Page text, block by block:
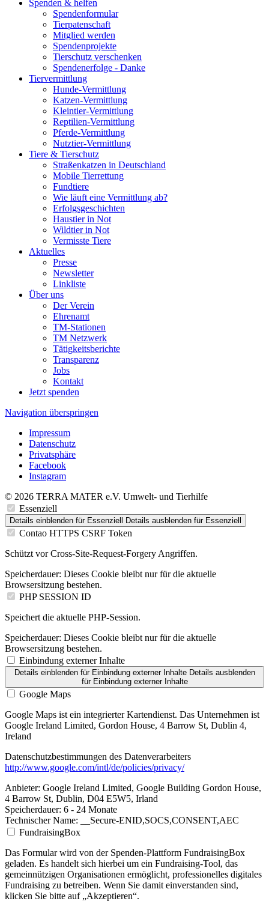
Spenden & helfen
Spendenformular
Tierpatenschaft
Mitglied werden
Spendenprojekte
Tierschutz verschenken
Spendenerfolge - Danke
Tiervermittlung
Hunde-Vermittlung
Katzen-Vermittlung
Kleintier-Vermittlung
Reptilien-Vermittlung
Pferde-Vermittlung
Nutztier-Vermittlung
Tiere & Tierschutz
Straßenkatzen in Deutschland
Mobile Tierrettung
Fundtiere
Wie läuft eine Vermittlung ab?
Erfolgsgeschichten
Haustier in Not
Wildtier in Not
Vermisste Tiere
Aktuelles
Presse
Newsletter
Linkliste
Über uns
Der Verein
Ehrenamt
TM-Stationen
TM Netzwerk
Tätigkeitsberichte
Transparenz
Jobs
Kontakt
Jetzt spenden
Navigation überspringen
Impressum
Datenschutz
Privatsphäre
Facebook
Instagram
© 2026 TERRA MATER e.V. Umwelt- und Tierhilfe
Essenziell
Details einblenden für Essenziell Details ausblenden für Essenziell
Contao HTTPS CSRF Token
Schützt vor Cross-Site-Request-Forgery Angriffen.
Speicherdauer: Dieses Cookie bleibt nur für die aktuelle
Browsersitzung bestehen.
PHP SESSION ID
Speichert die aktuelle PHP-Session.
Speicherdauer: Dieses Cookie bleibt nur für die aktuelle
Browsersitzung bestehen.
Einbindung externer Inhalte
Details einblendenfür Einbindung externer Inhalte Details ausblenden
für Einbindung externer Inhalte
Google Maps
Google Maps ist ein integrierter Kartendienst. Das Unternehmen ist
Google Ireland Limited, Gordon House, 4 Barrow St, Dublin 4,
Ireland
Datenschutzbestimmungen des Datenverarbeiters
http://www.google.com/intl/de/policies/privacy/
Anbieter: Google Ireland Limited, Google Building Gordon House,
4 Barrow St, Dublin, D04 E5W5, Irland
Speicherdauer: 6 - 24 Monate
Technischer Name: __Secure-ENID,SOCS,CONSENT,AEC
FundraisingBox
Das Formular wird von der Spenden-Plattform FundraisingBox
geladen. Es handelt sich hierbei um ein Fundraising-Tool, das
gemeinnützigen Organisationen ermöglicht, professionelles digitales
Fundraising zu betreiben. Wenn Sie damit einverstanden sind,
klicken Sie bitte auf „Akzeptieren“.